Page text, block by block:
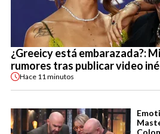
¿Greeicy está embarazada?:
rumores tras publicar video
Hace 11 minutos